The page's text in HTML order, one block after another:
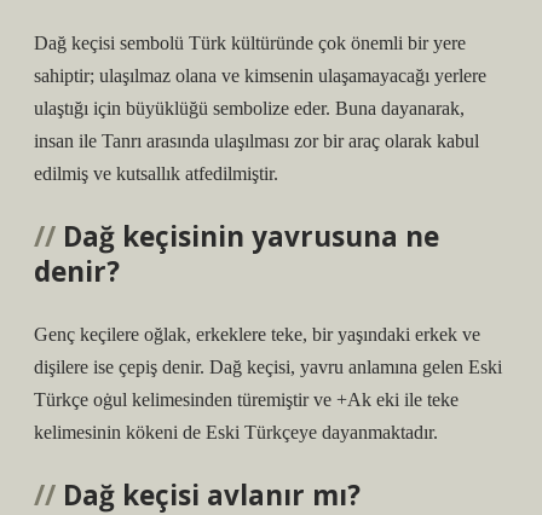
Dağ keçisi sembolü Türk kültüründe çok önemli bir yere
sahiptir; ulaşılmaz olana ve kimsenin ulaşamayacağı yerlere
ulaştığı için büyüklüğü sembolize eder. Buna dayanarak,
insan ile Tanrı arasında ulaşılması zor bir araç olarak kabul
edilmiş ve kutsallık atfedilmiştir.
Dağ keçisinin yavrusuna ne
denir?
Genç keçilere oğlak, erkeklere teke, bir yaşındaki erkek ve
dişilere ise çepiş denir. Dağ keçisi, yavru anlamına gelen Eski
Türkçe oġul kelimesinden türemiştir ve +Ak eki ile teke
kelimesinin kökeni de Eski Türkçeye dayanmaktadır.
Dağ keçisi avlanır mı?